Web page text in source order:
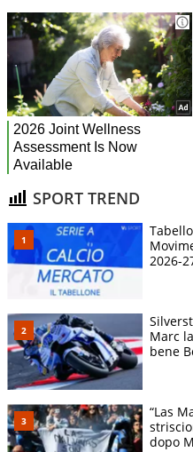
SPORT TREND
2026-
Marc
bene
“Las
dopo